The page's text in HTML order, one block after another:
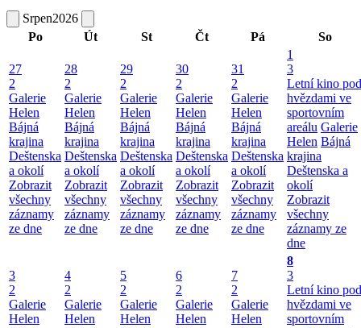
Srpen2026
Po
Út St Čt Pá So
27
2
Galerie
Helen
Bájná
krajina
Deštenska
a okolí
Zobrazit
všechny
záznamy
ze dne
28
2
Galerie
Helen
Bájná
krajina
Deštenska
a okolí
Zobrazit
všechny
záznamy
ze dne
29
2
Galerie
Helen
Bájná
krajina
Deštenska
a okolí
Zobrazit
všechny
záznamy
ze dne
30
2
Galerie
Helen
Bájná
krajina
Deštenska
a okolí
Zobrazit
všechny
záznamy
ze dne
31
2
Galerie
Helen
Bájná
krajina
Deštenska
a okolí
Zobrazit
všechny
záznamy
ze dne
1
3
Letní kino pod
hvězdami ve
sportovním
areálu Galerie
Helen Bájná
krajina
Deštenska a
okolí
Zobrazit
všechny
záznamy ze
dne
3
2
Galerie
Helen
4
2
Galerie
Helen
5
2
Galerie
Helen
6
2
Galerie
Helen
7
2
Galerie
Helen
8
3
Letní kino pod
hvězdami ve
sportovním